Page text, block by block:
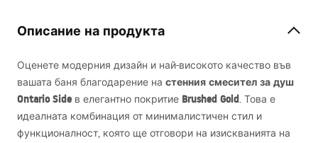
Описание на продукта
Оценете модерния дизайн и най-високото качество във
вашата баня благодарение на стенния смесител за душ
Ontario Side в елегантно покритие Brushed Gold. Това е
идеалната комбинация от минималистичен стил и
функционалност, която ще отговори на изискванията на